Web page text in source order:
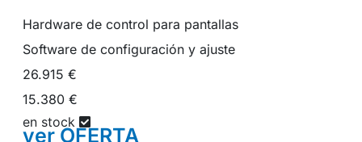
Hardware de control para pantallas
Software de configuración y ajuste
26.915 €
15.380 €
en stock
verOFERTA